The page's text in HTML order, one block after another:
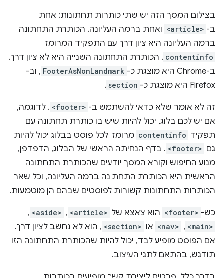
בצילום המסך הזה יש שתי כותרות תחתונות: אחת
ב- <article> ואחת ברמה העליונה. הכותרת התחתונה
ברמה העליונה היא ציון דרך עם התפקיד המרומז
contentinfo . הכותרת התחתונה השנייה היא לא ציון דרך.
ב-Chrome היא מוצגת כ-
FooterAsNonLandmark , וב-
Firefox היא מוצגת כ-
section
.
זה לא אומר שלא כדאי להשתמש ב- <footer> . לדוגמה,
אם יש לכם בלוג, יכול להיות שיש בו כותרת תחתונה עם
תפקיד contentinfo מרומז. לכל פוסט בבלוג יכול להיות
גם <footer> . בדף הנחיתה הראשי של הבלוג, הדפדפן,
מנוע החיפוש וקורא המסך יודעים שהכותרת התחתונה
הראשית היא הכותרת התחתונה ברמה העליונה, וכל שאר
הכותרות התחתונות קשורות לפוסטים שבהם הן מוטמעות.
כש- <footer> הוא צאצא של <article>
,
<aside>
,
<main>
,
<nav> או <section> , הוא לא נחשב לציון דרך.
אם הפוסט מופיע לבד, יכול להיות שהכותרת התחתונה הזו
תודגש, בהתאם לתגי העיצוב.